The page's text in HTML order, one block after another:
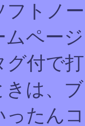
フトノ
ムペー
グ付で
きは、
ったん